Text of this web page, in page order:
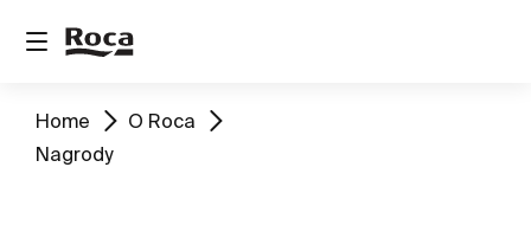
Home
O Roca
Nagrody